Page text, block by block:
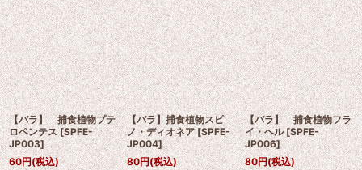
【パラ】 捕食植物プテ
ロペンテス [SPFE-
JP003]
60円(税込)
【パラ】捕食植物スピ
ノ・ディオネア [SPFE-
JP004]
80円(税込)
【パラ】 捕食植物フラ
イ・ヘル [SPFE-
JP006]
80円(税込)